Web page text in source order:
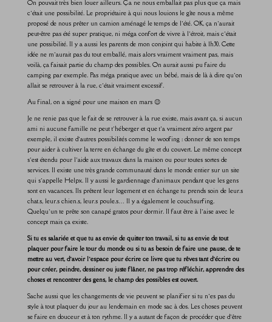
On pouvait très bien louer ailleurs. Ça ne nous emballait pas plus que ça mais
c’était une possibilité. Le propriétaire à qui nous louions le gîte nous a même
proposé de nous prêter un camion aménagé le temps de l’été. OK, ça n’aurait
peut-être pas été super pratique, ni méga confort de vivre à l’étroit, mais c’était
une possibilité. Il y a aussi les parents de mon conjoint qui habite à 1h30. Cette
idée ne m’aurait pas du tout emballé, mais alors vraiment vraiment pas, mais
voilà, ça faisait partie du champ des possibles. On aurait aussi pu faire du
camping par exemple. Pas méga pratique avec un bébé, mais de là à dire qu’on
allait se retrouver à la rue, c’était vraiment excessif.
Au final, on a signé pour une maison en mars 😉
Je ne renie pas que le fait de se retrouver à la rue existe, mais avant ça, si aucun
ami ni aucune famille ne peut t’héberger et que t’a vraiment zéro argent par
exemple, il existe d’autres possibilités comme le woofing : donner de son temps
pour aider à cultiver la terre en échange du gîte et du couvert. Le même concept
s’est étendu pour l’aide aux travaux dans la maison ou pour toutes sortes de
services. Il existe une très grande communauté dans le monde entier sur un site
qui s’appelle Helpx. Il y aussi le gardiennage d’animaux pendant que les gens
sont en vacances. Ils prêtent leur logement et en échange tu prends soin de leur.s
chat.s, leur.s chien.s, leur.s poule.s… Il y a également le couchsurfing.
Quelqu’un te prête son canapé gratos pour dormir. Il faut être à l’aise avec le
concept mais ça existe.
Si tu es salariée et que tu as envie de quitter ton travail, si tu as envie de tout
plaquer pour faire le tour du monde ou si tu as besoin de faire une pause, de te
mettre au vert, d’avoir l’espace pour écrire ce livre que tu rêves tant d’écrire ou
pour créer, peindre, dessiner ou juste flâner, ne pas trop réfléchir, apprendre des
choses et rencontrer des gens, le champ des possibles est ouvert.
Sache aussi que les changements de vie peuvent se planifier si tu n’es pas du
style à tout plaquer du jour au lendemain en mode sac à dos. Les choses peuvent
se faire en douceur et à ton rythme. Il y a autant de façon de procéder que d’être